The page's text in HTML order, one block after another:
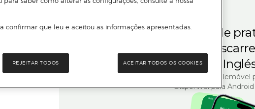
Para quem gosta de
Corte
Leia o código QR com o seu telemóvel
Disponível para Android
confirmar que leu e aceitou as informações apresentadas.
REJEITAR TODOS ACEITAR TODOS OS COOKIES